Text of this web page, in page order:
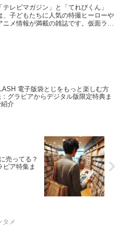
「テレビマガジン」と「てれびくん」
、子どもたちに人気の特撮ヒーローや
ニメ情報が満載の雑誌です。仮面ライ
電子版袋とじをもっと楽しむ方
グラビアからデジタル版限定特典ま
介
売ってる？
ビア特集ま
タメ